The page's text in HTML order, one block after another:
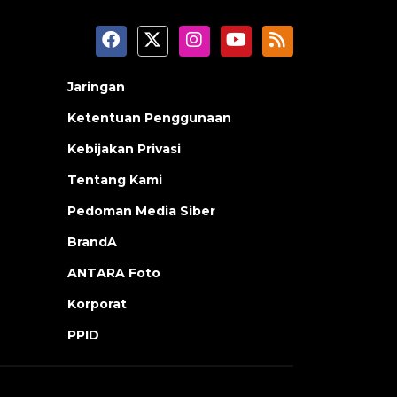
Jaringan
Ketentuan Penggunaan
Kebijakan Privasi
Tentang Kami
Pedoman Media Siber
BrandA
ANTARA Foto
Korporat
PPID